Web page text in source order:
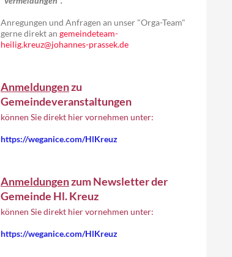
Anregungen und Anfragen an unser "Orga-Team"
gerne direkt an gemeindeteam-
heilig.kreuz@johannes-prassek.de
Anmeldungenzu
Gemeindeveranstaltungen
können Sie direkt hier vornehmen unter:
https://weganice.com/HlKreuz
Anmeldungenzum Newsletter der
Gemeinde Hl. Kreuz
können Sie direkt hier vornehmen unter:
https://weganice.com/HlKreuz